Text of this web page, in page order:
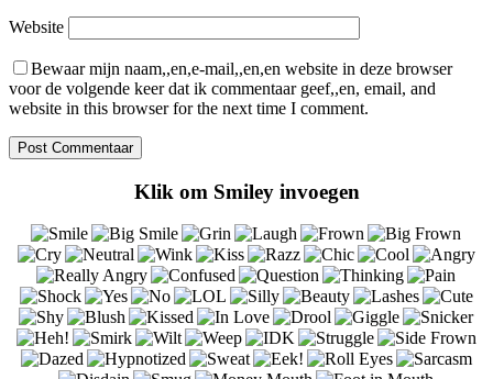
Website
Bewaar mijn naam,,en,e-mail,,en,en website in deze browser
voor de volgende keer dat ik commentaar geef,,en, email, and
website in this browser for the next time I comment.
Klik om Smiley invoegen